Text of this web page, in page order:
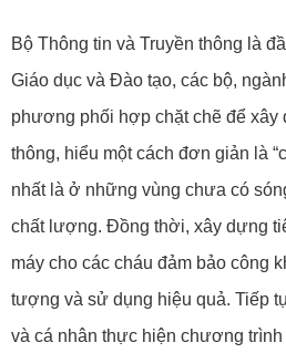
Bộ Thông tin và Truyền thông là
Giáo dục và Đào tạo, các bộ,
phương phối hợp chặt chẽ để
thông, hiểu một cách đơn giản là
nhất là ở những vùng chưa có
chất lượng. Đồng thời, xây dựng
máy cho các cháu đảm bảo công
tượng và sử dụng hiệu quả. Tiếp
và cá nhân thực hiện chương trình